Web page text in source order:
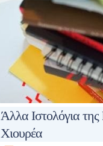
Άλλα Ιστολόγια της
Χιουρέα